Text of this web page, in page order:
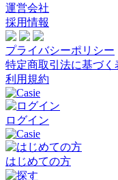
運営会社
採用情報
プライバシーポリシー
特定商取引法に基づく
利用規約
ログイン
はじめての方